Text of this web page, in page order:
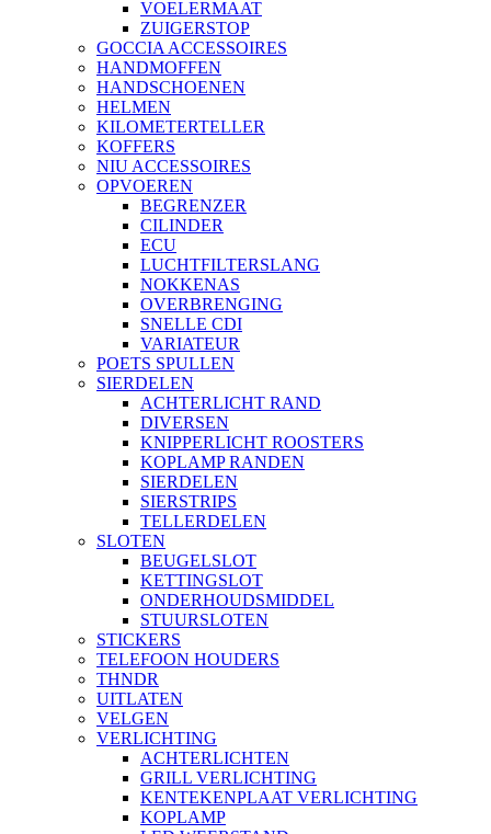
VOELERMAAT
ZUIGERSTOP
GOCCIA ACCESSOIRES
HANDMOFFEN
HANDSCHOENEN
HELMEN
KILOMETERTELLER
KOFFERS
NIU ACCESSOIRES
OPVOEREN
BEGRENZER
CILINDER
ECU
LUCHTFILTERSLANG
NOKKENAS
OVERBRENGING
SNELLE CDI
VARIATEUR
POETS SPULLEN
SIERDELEN
ACHTERLICHT RAND
DIVERSEN
KNIPPERLICHT ROOSTERS
KOPLAMP RANDEN
SIERDELEN
SIERSTRIPS
TELLERDELEN
SLOTEN
BEUGELSLOT
KETTINGSLOT
ONDERHOUDSMIDDEL
STUURSLOTEN
STICKERS
TELEFOON HOUDERS
THNDR
UITLATEN
VELGEN
VERLICHTING
ACHTERLICHTEN
GRILL VERLICHTING
KENTEKENPLAAT VERLICHTING
KOPLAMP